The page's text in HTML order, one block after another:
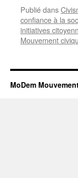
Publié dans
confiance à la
initiatives
Mouvement
MoDem